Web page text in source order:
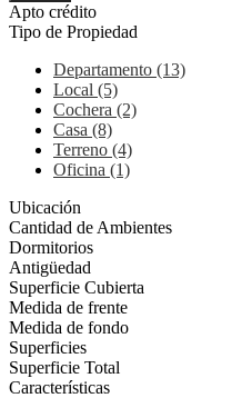
Apto crédito
Tipo de Propiedad
Departamento (13)
Local (5)
Cochera (2)
Casa (8)
Terreno (4)
Oficina (1)
Ubicación
Cantidad de Ambientes
Dormitorios
Antigüedad
Superficie Cubierta
Medida de frente
Medida de fondo
Superficies
Superficie Total
Características